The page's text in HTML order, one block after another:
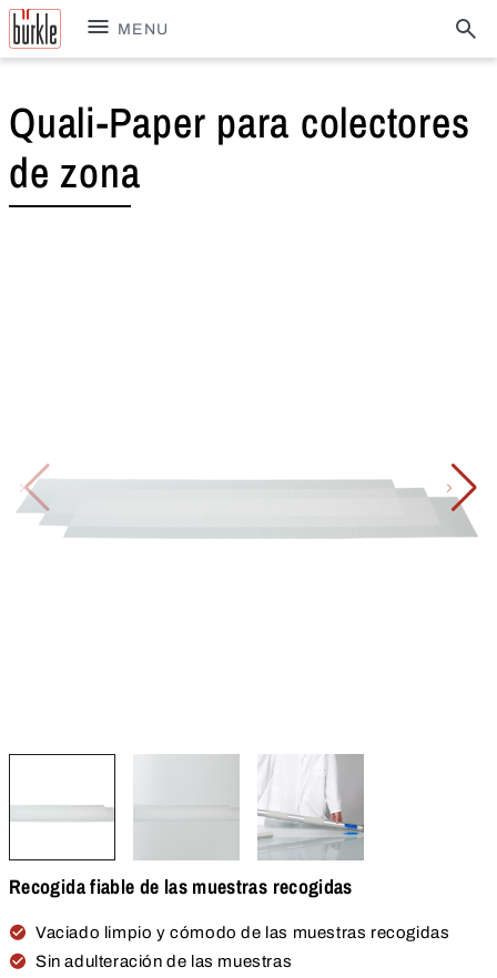
MENU
Quali-Paper para colectores
de zona
Recogida fiable de las muestras recogidas
Vaciado limpio y cómodo de las muestras recogidas
Sin adulteración de las muestras